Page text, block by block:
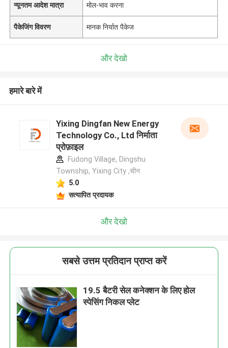
न्यूनतम आदेश मात्रा मोल-भाव करना
पैकेजिंग विवरण मानक निर्यात पैकेज
और देखो
हमारे बारे में
Yixing Dingfan New Energy
Technology Co., Ltd निर्माता
प्रोफ़ाइल
Fudong Village, Dingshu
Township, Yixing City ,चीन
5.0
सत्यापित प्रदायक
और देखो
सबसे उत्तम प्रतिदान प्राप्त करें
19.5 बैटरी सेल कनेक्शन के लिए होल
स्पेसिंग निकल प्लेट